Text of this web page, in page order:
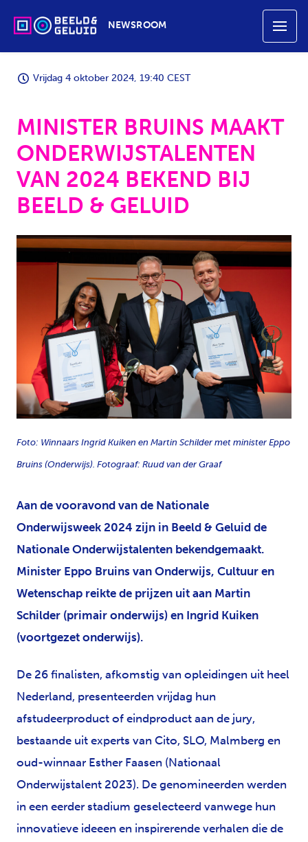
NEWSROOM
Vrijdag 4 oktober 2024, 19:40 CEST
MINISTER BRUINS MAAKT
ONDERWIJSTALENTEN
VAN 2024 BEKEND BIJ
BEELD & GELUID
JPG
Foto: Winnaars Ingrid Kuiken en Martin Schilder met minister Eppo
Bruins (Onderwijs). Fotograaf: Ruud van der Graaf
Aan de vooravond van de Nationale
Onderwijsweek 2024 zijn in Beeld & Geluid de
Nationale Onderwijstalenten bekendgemaakt.
Minister Eppo Bruins van Onderwijs, Cultuur en
Wetenschap reikte de prijzen uit aan Martin
Schilder (primair onderwijs) en Ingrid Kuiken
(voortgezet onderwijs).
De 26 finalisten, afkomstig van opleidingen uit heel
Nederland, presenteerden vrijdag hun
afstudeerproduct of eindproduct aan de jury,
bestaande uit experts van Cito, SLO, Malmberg en
oud-winnaar Esther Faasen (Nationaal
Onderwijstalent 2023). De genomineerden werden
in een eerder stadium geselecteerd vanwege hun
innovatieve ideeen en inspirerende verhalen die de